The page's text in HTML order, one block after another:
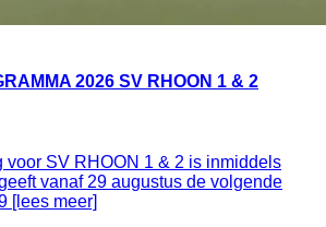
2026 SV RHOON 1 & 2
voor SV RHOON 1 & 2 is inmiddels
vanaf 29 augustus de volgende
[lees meer]